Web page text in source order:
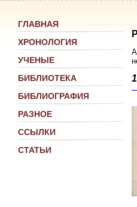
ГЛАВНАЯ
ХРОНОЛОГИЯ
УЧЕНЫЕ
БИБЛИОТЕКА
БИБЛИОГРАФИЯ
РАЗНОЕ
ССЫЛКИ
СТАТЬИ